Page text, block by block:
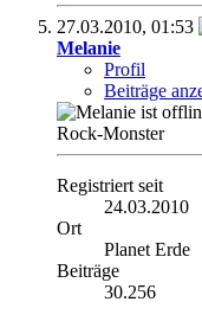
27.03.2010, 01:53
Melanie
Profil
Beiträge
Rock-Monster
Registriert seit
24.03.2010
Ort
Planet Erde
Beiträge
30.256